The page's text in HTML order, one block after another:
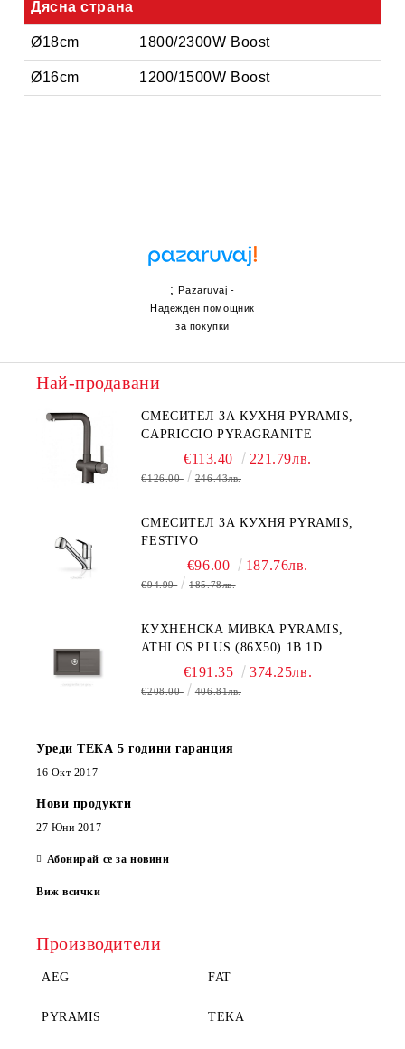
Дясна страна
Ø18cm 1800/2300W Boost
Ø16cm 1200/1500W Boost
;Pazaruvaj -
Надежден помощник
за покупки
Най-продавани
СМЕСИТЕЛ ЗА КУХНЯ PYRAMIS,
CAPRICCIO PYRAGRANITE
€113.40 221.79лв.
€126.00 246.43лв.
СМЕСИТЕЛ ЗА КУХНЯ PYRAMIS,
FESTIVO
€96.00 187.76лв.
€94.99 185.78лв.
КУХНЕНСКА МИВКА PYRAMIS,
ATHLOS PLUS (86X50) 1B 1D
€191.35 374.25лв.
€208.00 406.81лв.
Уреди ТЕКА 5 години гаранция
16 Окт 2017
Нови продукти
27 Юни 2017
Абонирай се за новини
Виж всички
Производители
AEG FAT
PYRAMIS TEKA